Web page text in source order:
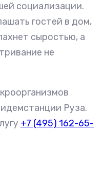
социализации.
гостей в дом,
сыростью, а
не
Руза.
+7 (495) 162-65-